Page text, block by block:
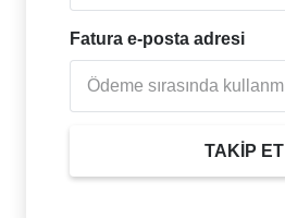
Fatura e-posta adresi
TAKIP ET